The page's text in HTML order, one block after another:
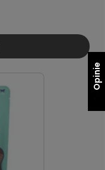
Opinie